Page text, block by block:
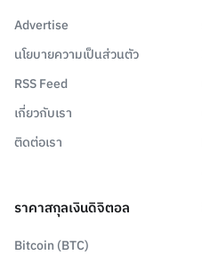
Advertise
นโยบายความเป็นส่วนตัว
RSS Feed
เกี่ยวกับเรา
ติดต่อเรา
ราคาสกุลเงินดิจิตอล
Bitcoin (BTC)